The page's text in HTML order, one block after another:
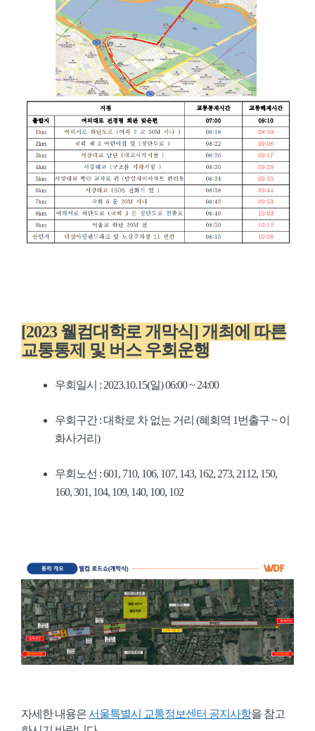
[2023 웰컴대학로 개막식] 개최에 따른
교통통제 및 버스 우회운행
우회일시 : 2023.10.15(일) 06:00 ~ 24:00
우회구간 : 대학로 차 없는 거리 (혜회역 1번출구 ~ 이
화사거리)
우회노선 : 601, 710, 106, 107, 143, 162, 273, 2112, 150,
160, 301, 104, 109, 140, 100, 102
자세한 내용은서울특별시 교통정보센터 공지사항을 참고